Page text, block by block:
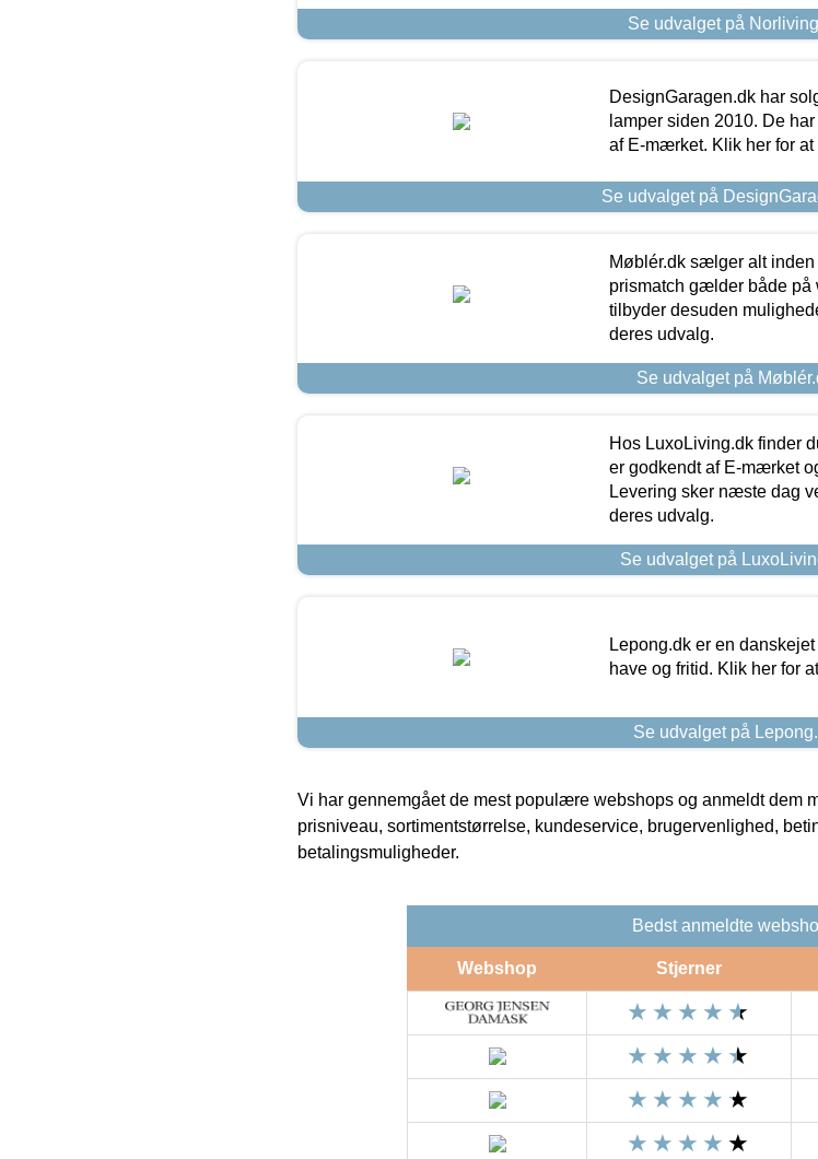
Se udvalget på
DesignGaragen.dk har
lamper siden 2010. De
af E-mærket. Klik her for at
Se udvalget på
Møblér.dk sælger alt
prismatch gælder både på
tilbyder desuden
deres udvalg.
Se udvalget på
Hos LuxoLiving.dk finder
er godkendt af E-mærket
Levering sker næste dag
deres udvalg.
Se udvalget på
Lepong.dk er en
have og fritid. Klik her for
Se udvalget på
Vi har gennemgået de mest populære webshops og anmeldt dem
prisniveau, sortimentstørrelse, kundeservice, brugervenlighed,
betalingsmuligheder.
Bedst anmeldte
Webshop Stjerner